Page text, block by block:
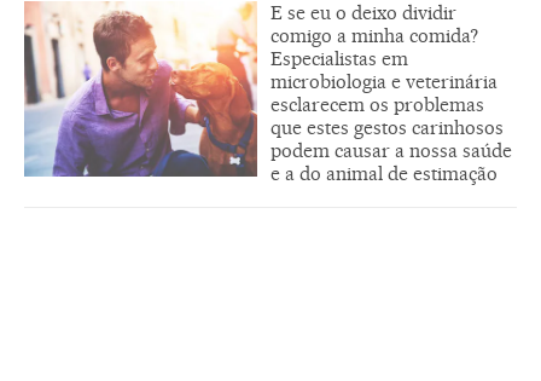
E se eu o deixo dividir
comigo a minha comida?
Especialistas em
microbiologia e veterinária
esclarecem os problemas
que estes gestos carinhosos
podem causar a nossa saúde
e a do animal de estimação